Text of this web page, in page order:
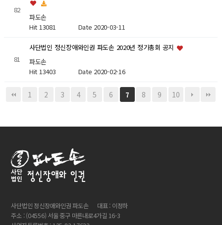
82
파도손
Hit 13081 Date 2020-03-11
81
사단법인 정신장애와인권 파도손 2020년 정기총회 공지
파도손
Hit 13403 Date 2020-02-16
1 2 3 4 5 6 7 8 9 10
사단법인 정신장애와인권 파도손
대표 : 이정하
주소 : (04556) 서울 중구 마른내로4가길 16-3